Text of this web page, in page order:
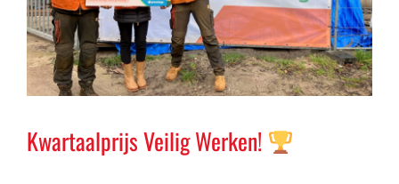
Kwartaalprijs Veilig Werken!